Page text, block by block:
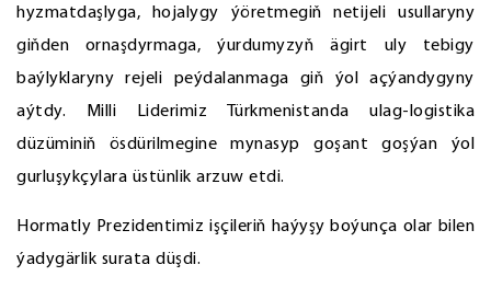
hyzmatdaşlyga, hojalygy ýöretmegiň netijeli usullaryny
giňden ornaşdyrmaga, ýurdumyzyň ägirt uly tebigy
baýlyklaryny rejeli peýdalanmaga giň ýol açýandygyny
aýtdy. Milli Liderimiz Türkmenistanda ulag-logistika
düzüminiň ösdürilmegine mynasyp goşant goşýan ýol
gurluşykçylara üstünlik arzuw etdi.
Hormatly Prezidentimiz işçileriň haýyşy boýunça olar bilen
ýadygärlik surata düşdi.